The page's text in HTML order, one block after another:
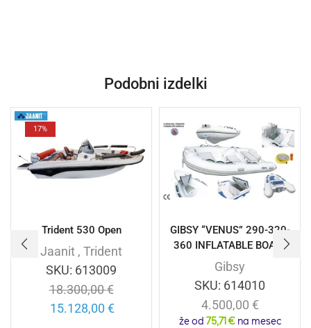
Podobni izdelki
17%
Trident 530 Open
Jaanit , Trident
SKU: 613009
18.300,00€
15.128,00 €
GIBSY “VENUS” 290-320-
360 INFLATABLE BOAT ,
Gibsy
SKU: 614010
4.500,00 €
že od 75,71 €na mesec